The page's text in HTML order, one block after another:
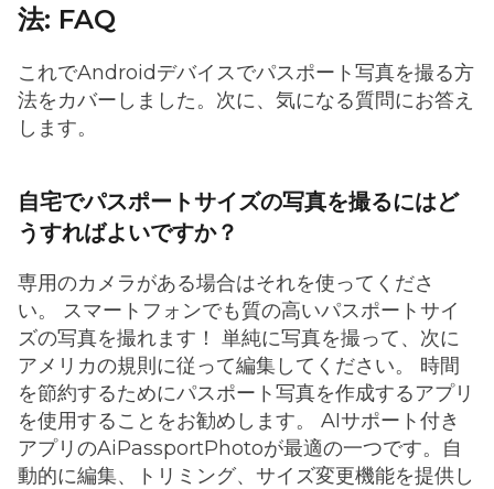
法: FAQ
これでAndroidデバイスでパスポート写真を撮る方
法をカバーしました。次に、気になる質問にお答え
します。
自宅でパスポートサイズの写真を撮るにはど
うすればよいですか？
専用のカメラがある場合はそれを使ってくださ
い。 スマートフォンでも質の高いパスポートサイ
ズの写真を撮れます！ 単純に写真を撮って、次に
アメリカの規則に従って編集してください。 時間
を節約するためにパスポート写真を作成するアプリ
を使用することをお勧めします。 AIサポート付き
アプリのAiPassportPhotoが最適の一つです。自
動的に編集、トリミング、サイズ変更機能を提供し